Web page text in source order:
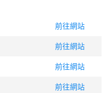
前往網站
前往網站
前往網站
前往網站